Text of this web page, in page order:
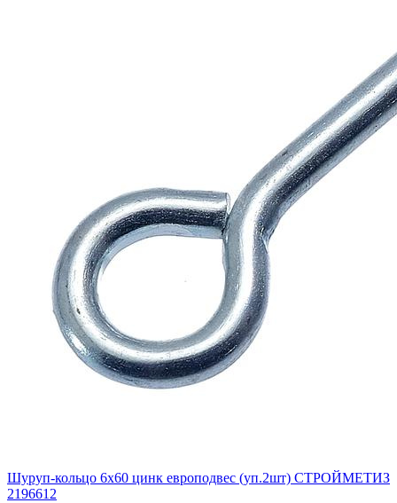
Шуруп-кольцо 6х60 цинк европодвес (уп.2шт) СТРОЙМЕТИЗ
2196612